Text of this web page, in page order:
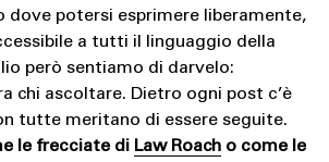
dove potersi esprimere liberamente,
a tutti il linguaggio della
però sentiamo di darvelo:
chi ascoltare. Dietro ogni post c’è
tutte meritano di essere seguite.
le frecciate di Law Roacho come le